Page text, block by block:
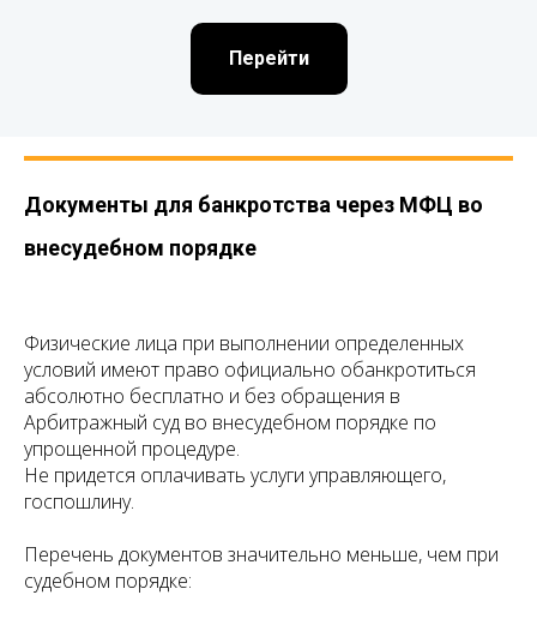
Перейти
Документы для банкротства через МФЦ во
внесудебном порядке
Физические лица при выполнении определенных
условий имеют право официально обанкротиться
абсолютно бесплатно и без обращения в
Арбитражный суд во внесудебном порядке по
упрощенной процедуре.
Не придется оплачивать услуги управляющего,
госпошлину.
Перечень документов значительно меньше, чем при
судебном порядке: